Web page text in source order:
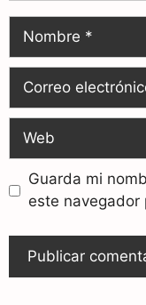
Guarda mi
este navegador